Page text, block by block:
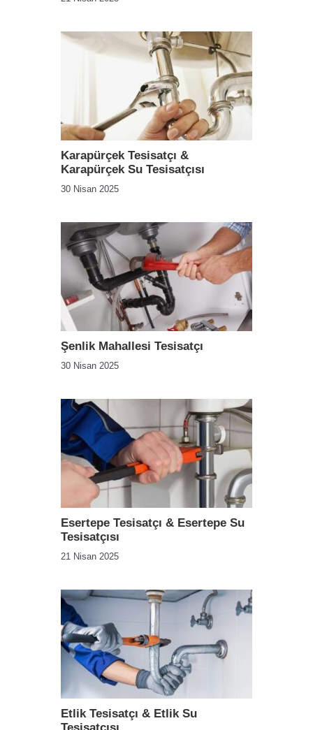
Karapürçek Tesisatçı &
Karapürçek Su Tesisatçısı
30 Nisan 2025
Şenlik Mahallesi Tesisatçı
30 Nisan 2025
Esertepe Tesisatçı & Esertepe Su
Tesisatçısı
21 Nisan 2025
Etlik Tesisatçı & Etlik Su